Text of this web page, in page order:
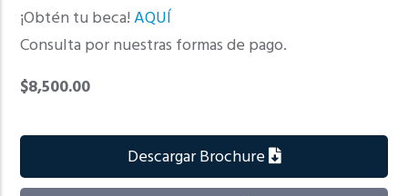
¡Obtén tu beca!AQUÍ
Consulta por nuestras formas de pago.
$8,500.00
Descargar Brochure